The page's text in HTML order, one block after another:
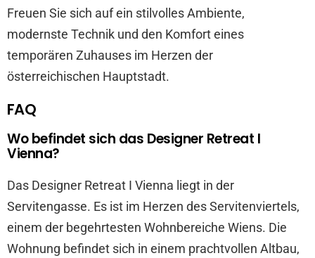
Freuen Sie sich auf ein stilvolles Ambiente,
modernste Technik und den Komfort eines
temporären Zuhauses im Herzen der
österreichischen Hauptstadt.
FAQ
Wo befindet sich das Designer Retreat I
Vienna?
Das Designer Retreat I Vienna liegt in der
Servitengasse. Es ist im Herzen des Servitenviertels,
einem der begehrtesten Wohnbereiche Wiens. Die
Wohnung befindet sich in einem prachtvollen Altbau,